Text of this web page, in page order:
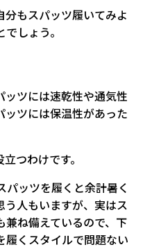
もスパッツ履いてみよ
しょう。
ツには速乾性や通気性
ッツには保温性があった
つわけです。
パッツを履くと余計暑く
う人もいますが、実はス
兼ね備えているので、下
履くスタイルで問題ない